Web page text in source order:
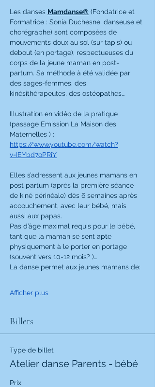
Les danses Mamdanse® (Fondatrice et
Formatrice : Sonia Duchesne, danseuse et
chorégraphe) sont composées de
mouvements doux au sol (sur tapis) ou
debout (en portage), respectueuses du
corps de la jeune maman en post-
partum. Sa méthode à été validée par
des sages-femmes, des
kinésithérapeutes, des ostéopathes…
Illustration en vidéo de la pratique
(passage Emission La Maison des
Maternelles ) :
https://www.youtube.com/watch?
v=IEYbd7oPRiY
Elles s’adressent aux jeunes mamans en
post partum (après la première séance
de kiné périnéale) dès 6 semaines après
accouchement, avec leur bébé, mais
aussi aux papas.
Pas d’âge maximal requis pour le bébé,
tant que la maman se sent apte
physiquement à le porter en portage
(souvent vers 10-12 mois? )…
La danse permet aux jeunes mamans de:
Afficher plus
Billets
Type de billet
Atelier danse Parents - bébé
Prix